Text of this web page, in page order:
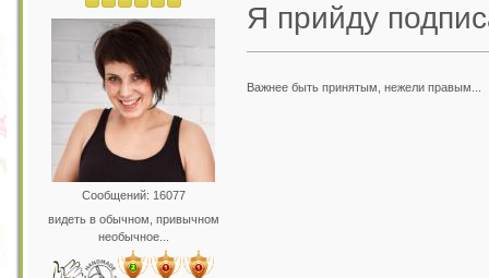
Сообщений: 16077
видеть в обычном, привычном
необычное...
Я прийду
Важнее быть принятым, нежели правым...